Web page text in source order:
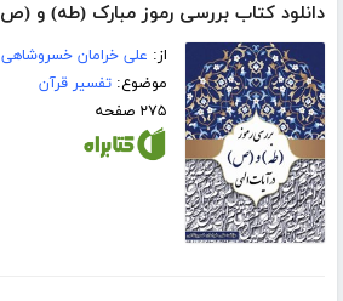
دانلود کتاب بررسی رموز مبارک (طه) و
از: علی خرامان خسروشاهی
موضوع:تفسیر قرآن
۲۷۵ صفحه